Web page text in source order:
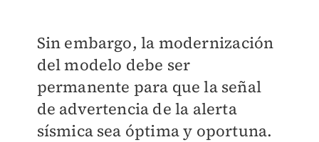
Sin embargo, la modernización
del modelo debe ser
permanente para que la señal
de advertencia de la alerta
sísmica sea óptima y oportuna.